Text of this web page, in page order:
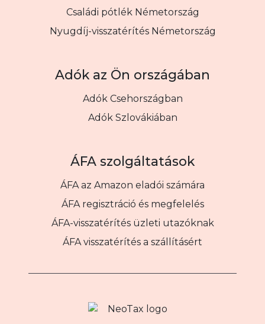
Családi pótlék Németország
Nyugdíj-visszatérítés Németország
Adók az Ön országában
Adók Csehországban
Adók Szlovákiában
ÁFA szolgáltatások
ÁFA az Amazon eladói számára
ÁFA regisztráció és megfelelés
ÁFA-visszatérítés üzleti utazóknak
ÁFA visszatérítés a szállításért